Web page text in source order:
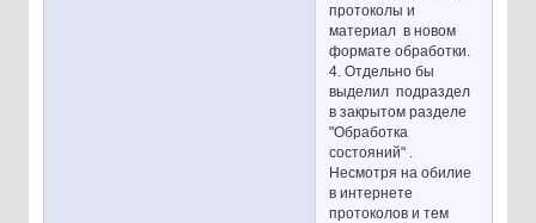
протоколы и
материал в новом
формате обработки.
4. Отдельно бы
выделил подраздел
в закрытом разделе
"Обработка
состояний" .
Несмотря на обилие
в интернете
протоколов и тем